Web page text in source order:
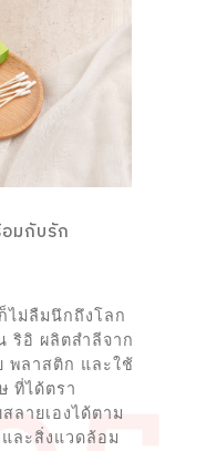
มกับรัก
ไม่ลืมนึกถึงโลก
ริอิ ผลิตสำลีจาก
พลาสติก และใช้
ที่ได้ตรา
ลายเองได้ตาม
ละสิ่งแวดล้อม